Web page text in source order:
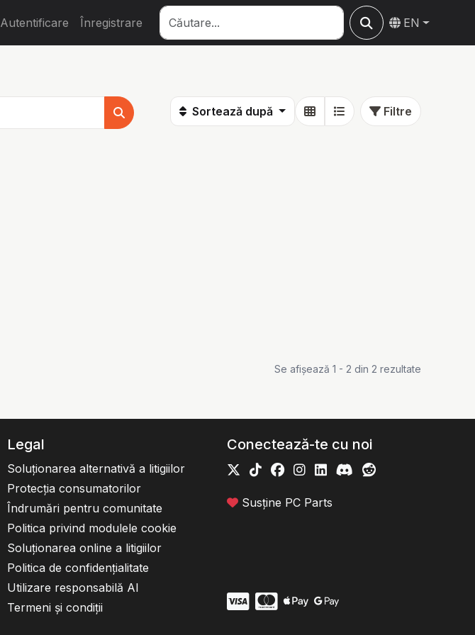
Autentificare Înregistrare EN
Sortează după Filtre
Se afișează 1 - 2 din 2 rezultate
Legal
Soluționarea alternativă a litigiilor
Protecția consumatorilor
Îndrumări pentru comunitate
Politica privind modulele cookie
Soluționarea online a litigiilor
Politica de confidențialitate
Utilizare responsabilă AI
Termeni și condiții
Conectează-te cu noi
Susține PC Parts